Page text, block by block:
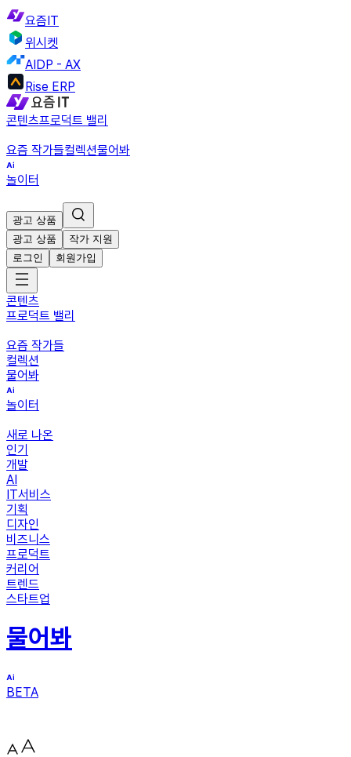
요즘IT
위시켓
AIDP - AX
Rise ERP
콘텐츠프로덕트 밸리
요즘 작가들컬렉션물어봐
놀이터
광고 상품
광고 상품
작가 지원
로그인
회원가입
콘텐츠
프로덕트 밸리
요즘 작가들
컬렉션
물어봐
놀이터
새로 나온
인기
개발
AI
IT서비스
기획
디자인
비즈니스
프로덕트
커리어
트렌드
스타트업
물어봐
BETA